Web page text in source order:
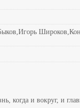
когда и вокруг, и